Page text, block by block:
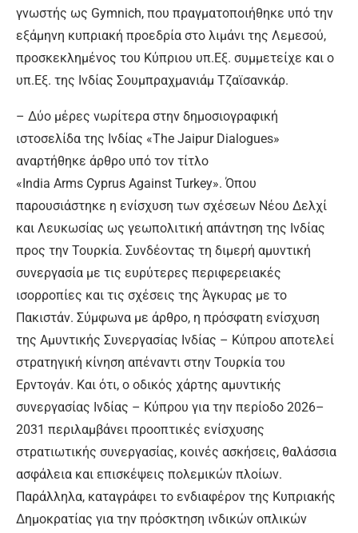
γνωστής ως Gymnich, που πραγματοποιήθηκε υπό την
εξάμηνη κυπριακή προεδρία στο λιμάνι της Λεμεσού,
προσκεκλημένος του Κύπριου υπ.Εξ. συμμετείχε και ο
υπ.Εξ. της Ινδίας Σουμπραχμανιάμ Τζαϊσανκάρ.
– Δύο μέρες νωρίτερα στην δημοσιογραφική
ιστοσελίδα της Ινδίας «The Jaipur Dialogues»
αναρτήθηκε άρθρο υπό τον τίτλο
«India Arms Cyprus Against Turkey». Όπου
παρουσιάστηκε η ενίσχυση των σχέσεων Νέου Δελχί
και Λευκωσίας ως γεωπολιτική απάντηση της Ινδίας
προς την Τουρκία. Συνδέοντας τη διμερή αμυντική
συνεργασία με τις ευρύτερες περιφερειακές
ισορροπίες και τις σχέσεις της Άγκυρας με το
Πακιστάν. Σύμφωνα με άρθρο, η πρόσφατη ενίσχυση
της Αμυντικής Συνεργασίας Ινδίας – Κύπρου αποτελεί
στρατηγική κίνηση απέναντι στην Τουρκία του
Ερντογάν. Και ότι, ο οδικός χάρτης αμυντικής
συνεργασίας Ινδίας – Κύπρου για την περίοδο 2026–
2031 περιλαμβάνει προοπτικές ενίσχυσης
στρατιωτικής συνεργασίας, κοινές ασκήσεις, θαλάσσια
ασφάλεια και επισκέψεις πολεμικών πλοίων.
Παράλληλα, καταγράφει το ενδιαφέρον της Κυπριακής
Δημοκρατίας για την πρόσκτηση ινδικών οπλικών